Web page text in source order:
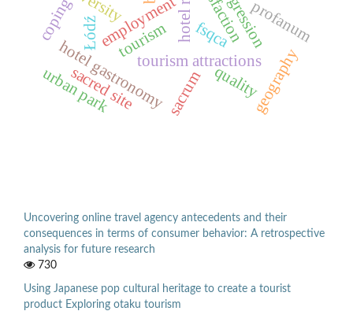
employment
Łódź
hotel gastronomytourism attractions
quality
tourism
geography
sacrum
profanum
sacred site
coping fsqca
urban park
Uncovering online travel agency antecedents and their
consequences in terms of consumer behavior: A retrospective
analysis for future research
730
Using Japanese pop cultural heritage to create a tourist
product Exploring otaku tourism